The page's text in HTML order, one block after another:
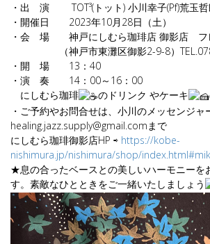
・出 演 TOT³(トット) 小川幸子(Pf)荒玉哲
・開催日 2023年10月28日（土）
・会 場 神戸にしむら珈琲店 御影店 フ
（神戸市東灘区御影2-9-8）
・開 場 13：40
・演 奏 14：00～16：00
にしむら珈琲
のドリンク やケーキ
・ご予約やお問合せは、小川のメッセンジ
healing.jazz.supply@gmail.comまで
にしむら珈琲御影店HP ⇨ https://kobe-
nishimura.jp/nishimura/shop/
★息の合ったベースとの美しいハーモニーを
す。素敵なひとときをご一緒いたしましょう